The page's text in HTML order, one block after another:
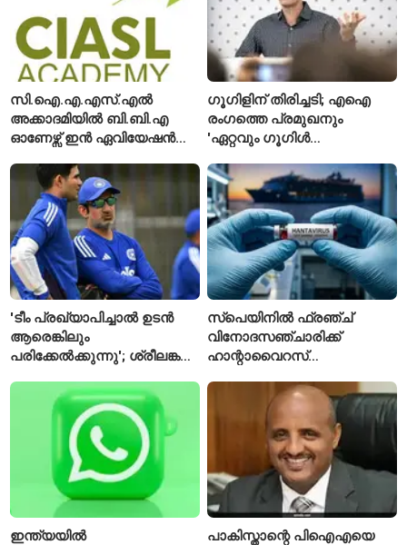
സി.ഐ.എ.എസ്.എൽ
അക്കാദമിയിൽ ബി.ബി.എ
ഓണേഴ്സ് ഇൻ ഏവിയേഷൻ
ഈമാസം 12 വരെ
ഗൂഗിളിന് തിരിച്ചടി; എഐ
രംഗത്തെ പ്രമുഖനും
'ഏറ്റവും ഗൂഗിൾ
വിശേഷിപ്പിക്കപ്പെട്ട
ഗവേഷകൻ രാജിവെച്ചു
'ടീം പ്രഖ്യാപിച്ചാൽ ഉടൻ
ആരെങ്കിലും
പരിക്കേൽക്കുന്നു'; ശ്രീലങ്കൻ
ടീമിനെ കുറിച്ച് മുൻതാരം
സ്പെയിനിൽ ഫ്രഞ്ച്
വിനോദസഞ്ചാരിക്ക്
ഹാന്റാവൈറസ്
ഐസൊലേഷനിൽ
പ്രവേശിപ്പിച്ചു
ഇന്ത്യയിൽ
പാകിസ്താന്റെ പിഐഎയെ